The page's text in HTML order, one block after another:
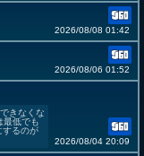
2026/08/08 01:42
2026/08/06 01:52
きなくな
最低でも
するのが
2026/08/04 20:09